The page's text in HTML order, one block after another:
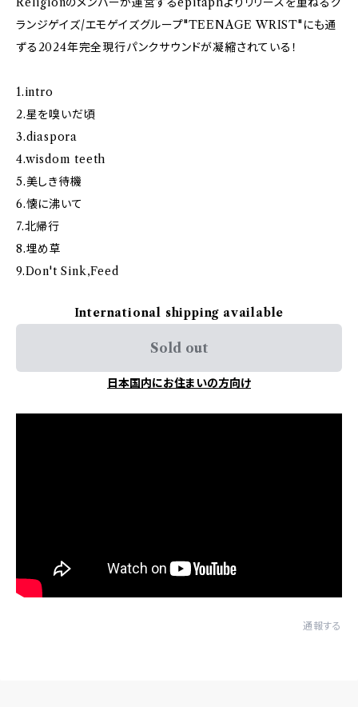
ランジゲイズ/エモゲイズグループ"TEENAGE WRIST"にも通
ずる2024年完全現行パンクサウンドが凝縮されている！
1.intro
2.星を嗅いだ頃
3.diaspora
4.wisdom teeth
5.美しき待機
6.懐に沸いて
7.北帰行
8.埋め草
9.Don't Sink,Feed
International shipping available
Sold out
日本国内にお住まいの方向け
通報する